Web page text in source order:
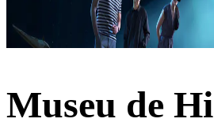
Museu de